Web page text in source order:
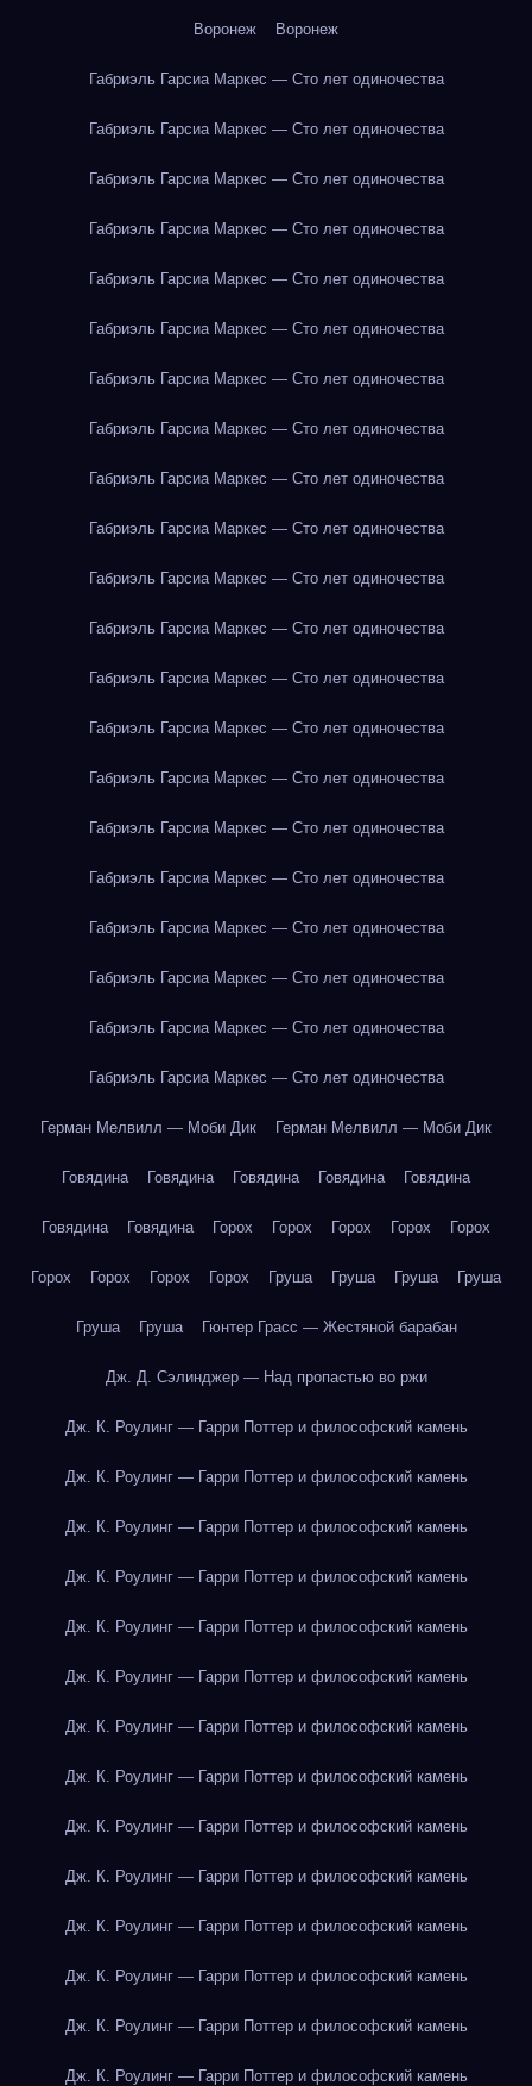
Воронеж Воронеж
Габриэль Гарсиа Маркес — Сто лет одиночества
Габриэль Гарсиа Маркес — Сто лет одиночества
Габриэль Гарсиа Маркес — Сто лет одиночества
Габриэль Гарсиа Маркес — Сто лет одиночества
Габриэль Гарсиа Маркес — Сто лет одиночества
Габриэль Гарсиа Маркес — Сто лет одиночества
Габриэль Гарсиа Маркес — Сто лет одиночества
Габриэль Гарсиа Маркес — Сто лет одиночества
Габриэль Гарсиа Маркес — Сто лет одиночества
Габриэль Гарсиа Маркес — Сто лет одиночества
Габриэль Гарсиа Маркес — Сто лет одиночества
Габриэль Гарсиа Маркес — Сто лет одиночества
Габриэль Гарсиа Маркес — Сто лет одиночества
Габриэль Гарсиа Маркес — Сто лет одиночества
Габриэль Гарсиа Маркес — Сто лет одиночества
Габриэль Гарсиа Маркес — Сто лет одиночества
Габриэль Гарсиа Маркес — Сто лет одиночества
Габриэль Гарсиа Маркес — Сто лет одиночества
Габриэль Гарсиа Маркес — Сто лет одиночества
Габриэль Гарсиа Маркес — Сто лет одиночества
Габриэль Гарсиа Маркес — Сто лет одиночества
Герман Мелвилл — Моби Дик Герман Мелвилл — Моби Дик
Говядина Говядина Говядина Говядина Говядина
Говядина Говядина Горох Горох Горох Горох Горох
Горох Горох Горох Горох Груша Груша Груша Груша
Груша Груша Гюнтер Грасс — Жестяной барабан
Дж. Д. Сэлинджер — Над пропастью во ржи
Дж. К. Роулинг — Гарри Поттер и философский камень
Дж. К. Роулинг — Гарри Поттер и философский камень
Дж. К. Роулинг — Гарри Поттер и философский камень
Дж. К. Роулинг — Гарри Поттер и философский камень
Дж. К. Роулинг — Гарри Поттер и философский камень
Дж. К. Роулинг — Гарри Поттер и философский камень
Дж. К. Роулинг — Гарри Поттер и философский камень
Дж. К. Роулинг — Гарри Поттер и философский камень
Дж. К. Роулинг — Гарри Поттер и философский камень
Дж. К. Роулинг — Гарри Поттер и философский камень
Дж. К. Роулинг — Гарри Поттер и философский камень
Дж. К. Роулинг — Гарри Поттер и философский камень
Дж. К. Роулинг — Гарри Поттер и философский камень
Дж. К. Роулинг — Гарри Поттер и философский камень